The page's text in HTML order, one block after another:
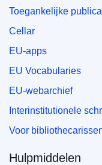
Toegankelijke
Cellar
EU-apps
EU Vocabularies
EU-webarchief
Interinstitutionele
Voor
Hulpmiddelen